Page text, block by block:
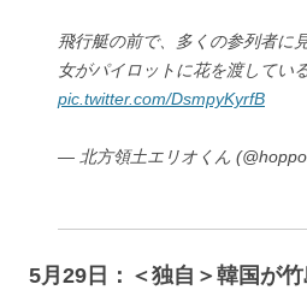
⾶⾏艇の前で、多くの参列者に
⼥がパイロットに花を渡してい
pic.twitter.com/DsmpyKyrfB
— 北方領土エリオくん
5月29日：＜独自＞韓国が